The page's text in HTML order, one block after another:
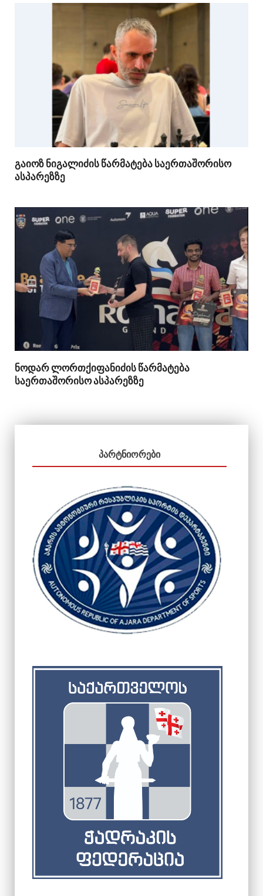
გაიოზ ნიგალიძის წარმატება საერთაშორისო
ასპარეზზე
ნოდარ ლორთქიფანიძის წარმატება
საერთაშორისო ასპარეზზე
ᲞᲐᲠᲢᲜᲘᲝᲠᲔᲑᲘ